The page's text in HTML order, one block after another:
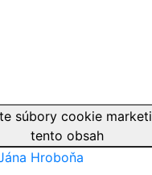
súbory cookie
tento obsah
Hroboňa